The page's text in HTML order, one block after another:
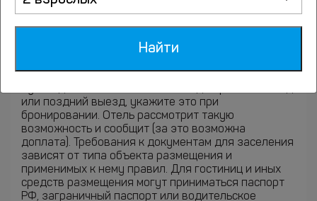
Какое расчетное время в отеле Шери
Холл (заезд и выезд)?
или поздний выезд, укажите это при
бронировании. Отель рассмотрит такую
возможность и сообщит (за это возможна
доплата). Требования к документам для заселения
зависят от типа объекта размещения и
применимых к нему правил. Для гостиниц и иных
средств размещения могут приниматься паспорт
РФ, заграничный паспорт или водительское
Найти